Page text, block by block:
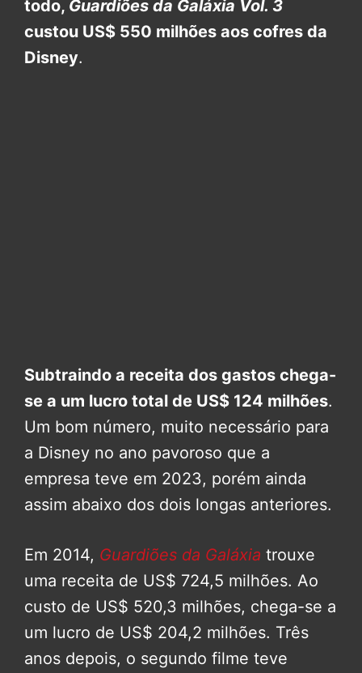
todo, Guardiões da Galáxia Vol. 3
custou US$ 550 milhões aos cofres da
Disney.
Subtraindo a receita dos gastos chega-
se a um lucro total de US$ 124 milhões.
Um bom número, muito necessário para
a Disney no ano pavoroso que a
empresa teve em 2023, porém ainda
assim abaixo dos dois longas anteriores.
Em 2014, Guardiões da Galáxia trouxe
uma receita de US$ 724,5 milhões. Ao
custo de US$ 520,3 milhões, chega-se a
um lucro de US$ 204,2 milhões. Três
anos depois, o segundo filme teve